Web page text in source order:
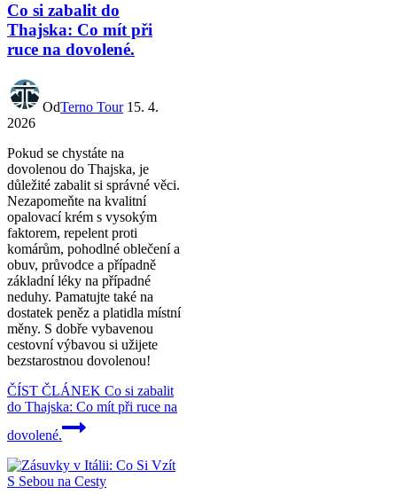
Co si zabalit do
Thajska: Co mít při
ruce na dovolené.
OdTerno Tour 15. 4.
2026
Pokud se chystáte na
dovolenou do Thajska, je
důležité zabalit si správné věci.
Nezapomeňte na kvalitní
opalovací krém s vysokým
faktorem, repelent proti
komárům, pohodlné oblečení a
obuv, průvodce a případně
základní léky na případné
neduhy. Pamatujte také na
dostatek peněz a platidla místní
měny. S dobře vybavenou
cestovní výbavou si užijete
bezstarostnou dovolenou!
ČÍST ČLÁNEK Co si zabalit
do Thajska: Co mít při ruce na
dovolené.